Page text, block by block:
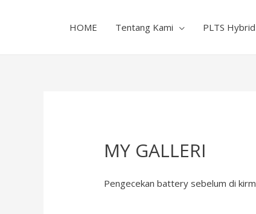
HOME Tentang Kami PLTS Hybrid
MY GALLERI
Pengecekan battery sebelum di kirm